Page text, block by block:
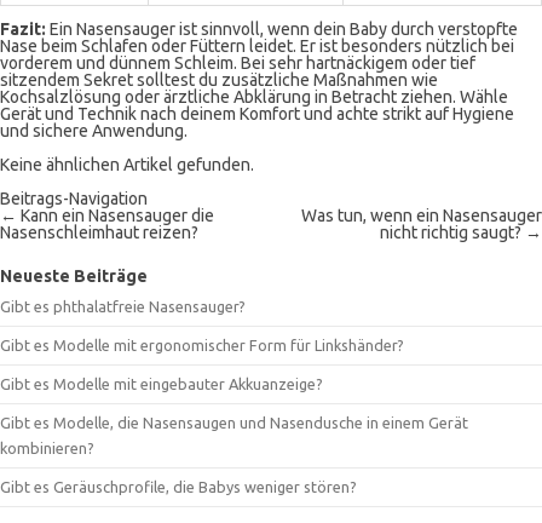
Fazit: Ein Nasensauger ist sinnvoll, wenn dein Baby durch verstopfte
Nase beim Schlafen oder Füttern leidet. Er ist besonders nützlich bei
vorderem und dünnem Schleim. Bei sehr hartnäckigem oder tief
sitzendem Sekret solltest du zusätzliche Maßnahmen wie
Kochsalzlösung oder ärztliche Abklärung in Betracht ziehen. Wähle
Gerät und Technik nach deinem Komfort und achte strikt auf Hygiene
und sichere Anwendung.
Keine ähnlichen Artikel gefunden.
Beitrags-Navigation
← Kann ein Nasensauger die
Nasenschleimhaut reizen?
Was tun, wenn ein Nasensauger
nicht richtig saugt? →
Neueste Beiträge
Gibt es phthalatfreie Nasensauger?
Gibt es Modelle mit ergonomischer Form für Linkshänder?
Gibt es Modelle mit eingebauter Akkuanzeige?
Gibt es Modelle, die Nasensaugen und Nasendusche in einem Gerät
kombinieren?
Gibt es Geräuschprofile, die Babys weniger stören?